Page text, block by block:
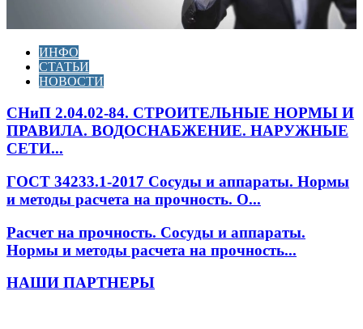
ИНФО
СТАТЬИ
НОВОСТИ
СНиП 2.04.02-84. СТРОИТЕЛЬНЫЕ НОРМЫ И
ПРАВИЛА. ВОДОСНАБЖЕНИЕ. НАРУЖНЫЕ
СЕТИ...
ГОСТ 34233.1-2017 Сосуды и аппараты. Нормы
и методы расчета на прочность. О...
Расчет на прочность. Сосуды и аппараты.
Нормы и методы расчета на прочность...
НАШИ ПАРТНЕРЫ